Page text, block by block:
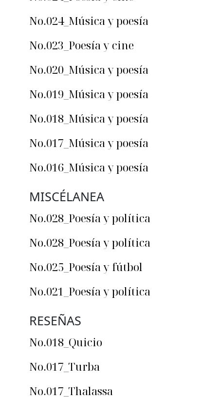
No.024_Música y poesía
No.023_Poesía y cine
No.020_Música y poesía
No.019_Música y poesía
No.018_Música y poesía
No.017_Música y poesía
No.016_Música y poesía
MISCÉLANEA
No.028_Poesía y política
No.028_Poesía y política
No.025_Poesía y fútbol
No.021_Poesía y política
RESEÑAS
No.018_Quicio
No.017_Turba
No.017_Thalassa